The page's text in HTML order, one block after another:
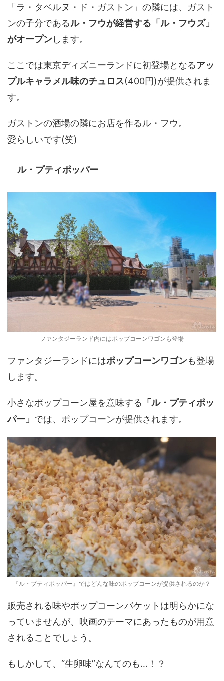
「ラ・タベルヌ・ド・ガストン」の隣には、ガスト
ンの子分であるル・フウが経営する「ル・フウズ」
がオープンします。
ここでは東京ディズニーランドに初登場となるアッ
プルキャラメル味のチュロス(400円)が提供されま
す。
ガストンの酒場の隣にお店を作るル・フウ。
愛らしいです(笑)
ル・プティポッパー
ファンタジーランド内にはポップコーンワゴンも登場
ファンタジーランドにはポップコーンワゴンも登場
します。
小さなポップコーン屋を意味する 「ル・プティポッ
パー」 では、ポップコーンが提供されます。
『ル・プティポッパー』ではどんな味のポップコーンが提供されるのか？
販売される味やポップコーンバケットは明らかにな
っていませんが、映画のテーマにあったものが用意
されることでしょう。
もしかして、“生卵味”なんてのも…！？